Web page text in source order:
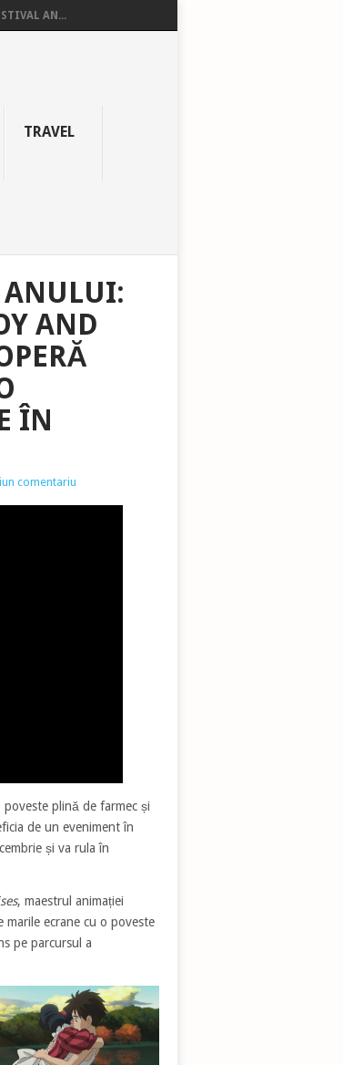
AN...
TRAVEL
ANULUI:
AND
ÎN
comentariu
poveste plină de farmec și
de un eveniment în
și va rula în
, maestrul animației
ecrane cu o poveste
pe parcursul a